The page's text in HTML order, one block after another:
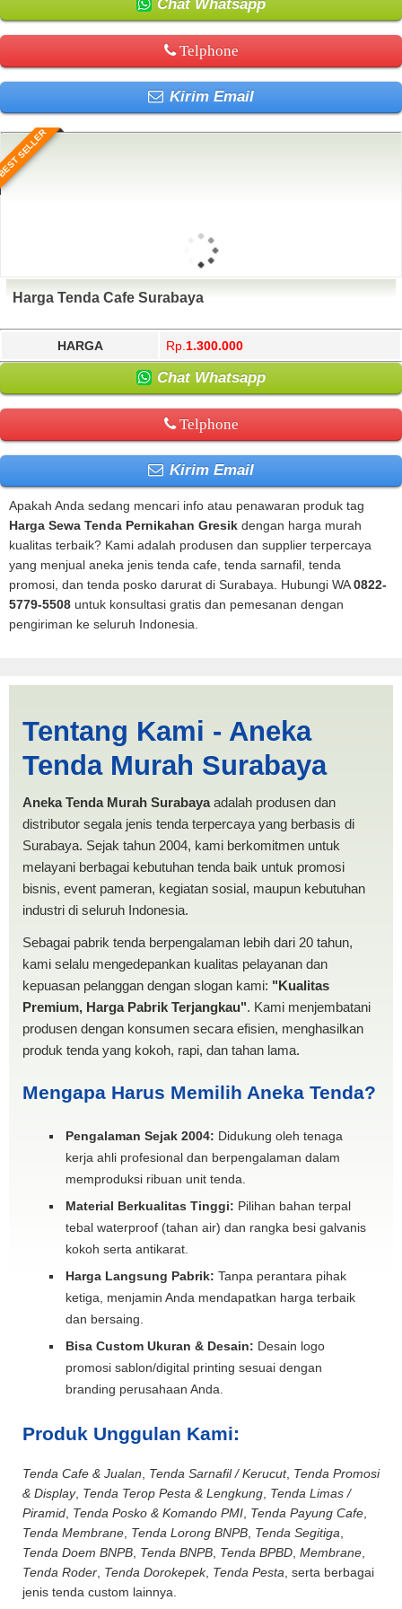
Chat Whatsapp
Telphone
Kirim Email
SELLER
Harga Tenda Cafe Surabaya
HARGA Rp. 1.300.000
Chat Whatsapp
Telphone
Kirim Email
Apakah Anda sedang mencari info atau penawaran produk tag
Harga Sewa Tenda Pernikahan Gresik dengan harga murah
kualitas terbaik? Kami adalah produsen dan supplier terpercaya
yang menjual aneka jenis tenda cafe, tenda sarnafil, tenda
promosi, dan tenda posko darurat di Surabaya. Hubungi WA0822-
5779-5508 untuk konsultasi gratis dan pemesanan dengan
pengiriman ke seluruh Indonesia.
Pernikahan Gresik |
PRODUKSI ANEKA TENDA
MURAH
Tentang Kami - Aneka
Tenda Murah Surabaya
Aneka Tenda Murah Surabayaadalah produsen dan
distributor segala jenis tenda terpercaya yang berbasis di
Surabaya. Sejak tahun 2004, kami berkomitmen untuk
melayani berbagai kebutuhan tenda baik untuk promosi
bisnis, event pameran, kegiatan sosial, maupun kebutuhan
industri di seluruh Indonesia.
Sebagai pabrik tenda berpengalaman lebih dari 20 tahun,
kami selalu mengedepankan kualitas pelayanan dan
kepuasan pelanggan dengan slogan kami: "Kualitas
Premium, Harga Pabrik Terjangkau". Kami menjembatani
produsen dengan konsumen secara efisien, menghasilkan
produk tenda yang kokoh, rapi, dan tahan lama.
Mengapa Harus Memilih Aneka Tenda?
Pengalaman Sejak 2004: Didukung oleh tenaga
kerja ahli profesional dan berpengalaman dalam
memproduksi ribuan unit tenda.
Material Berkualitas Tinggi: Pilihan bahan terpal
tebal waterproof (tahan air) dan rangka besi galvanis
kokoh serta antikarat.
Harga Langsung Pabrik: Tanpa perantara pihak
ketiga, menjamin Anda mendapatkan harga terbaik
dan bersaing.
Bisa Custom Ukuran & Desain: Desain logo
promosi sablon/digital printing sesuai dengan
branding perusahaan Anda.
Produk Unggulan Kami:
Tenda Cafe & Jualan Tenda Sarnafil / Kerucut, Tenda Promosi
& Display, Tenda Terop Pesta & Lengkung Tenda Limas /
Piramid Tenda Posko & Komando PMI Tenda Payung Cafe
Tenda Membrane Tenda Lorong BNPB Tenda Segitiga
Tenda Doem BNPB Tenda BNPB Tenda BPBD Membrane
Tenda Roder Tenda Dorokepek, Tenda Pesta , serta berbagai
jenis tenda custom lainnya.